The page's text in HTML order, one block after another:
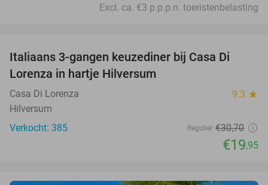
Excl. ca. €3 p.p.p.n. toeristenbelasting
Italiaans 3-gangen keuzediner bij Casa Di
Lorenza in hartje Hilversum
Casa Di Lorenza 9.3 star
Hilversum
Verkocht: 385
Regulier €30,70
€19,95